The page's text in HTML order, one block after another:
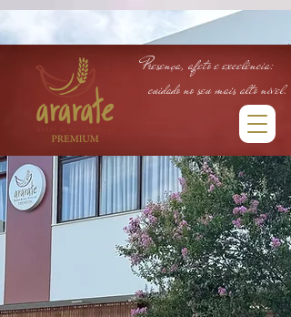
Presença, afeto e excelência:
cuidado no seu mais alto nível.